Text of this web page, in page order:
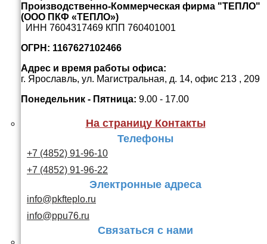
Производственно-Коммерческая фирма "ТЕПЛО"
(ООО ПКФ «ТЕПЛО»)
ИНН 7604317469 КПП 760401001
ОГРН: 1167627102466
Адрес и время работы офиса:
г. Ярославль, ул. Магистральная, д. 14, офис 213 , 209
Понедельник - Пятница: 9.00 - 17.00
На страницу Контакты
Телефоны
+7 (4852) 91-96-10
+7 (4852) 91-96-22
Электронные адреса
info@pkfteplo.ru
info@ppu76.ru
Связаться с нами